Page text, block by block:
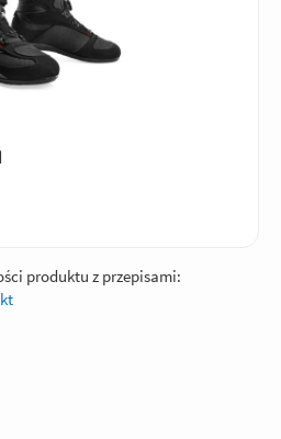
produktu z przepisami: